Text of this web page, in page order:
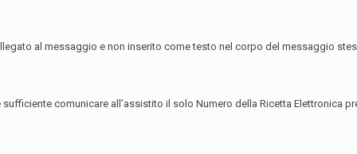
al messaggio e non inserito come testo nel corpo del messaggio
comunicare all’assistito il solo Numero della Ricetta Elettronica